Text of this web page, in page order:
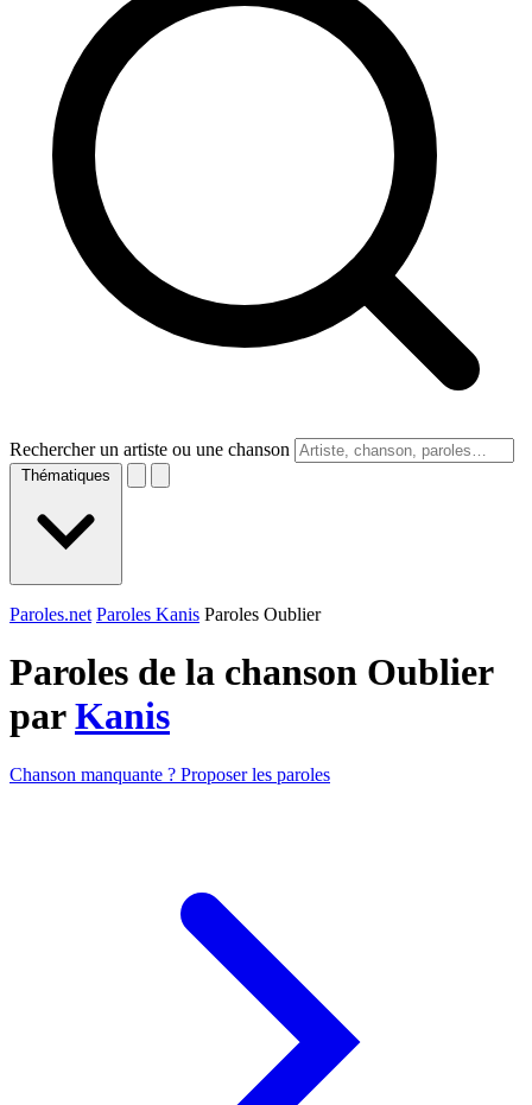
Rechercher un artiste ou une chanson
Thématiques
Paroles.net Paroles Kanis Paroles Oublier
Paroles de la chanson Oublier
parKanis
Chanson manquante ? Proposer les paroles